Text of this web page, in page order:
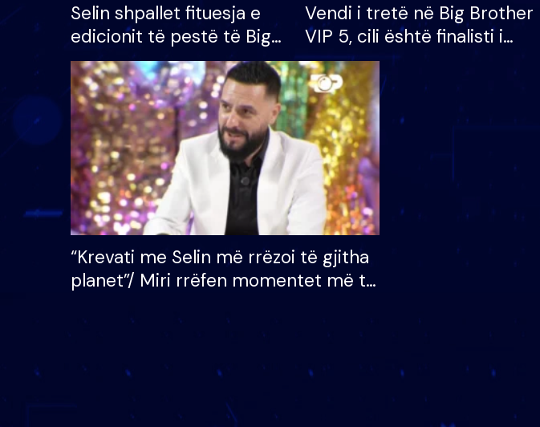
Selin shpallet fituesja e
edicionit të pestë të Big
Brother VIP, rrëmben
çmimin e madh prej 100
mijë eurosh
Vendi i tretë në Big Brother
VIP 5, cili është finalisti i
radhës që lë shtëpinë
“Krevati me Selin më rrëzoi të gjitha
planet”/ Miri rrëfen momentet më të
mungojë zilja e mëngjesit kur…